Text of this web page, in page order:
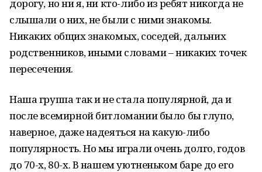
дорогу, но ни я, ни кто-либо из ребят никогда не
слышали о них, не были с ними знакомы.
Никаких общих знакомых, соседей, дальних
родственников, иными словами – никаких точек
пересечения.
Наша группа так и не стала популярной, да и
после всемирной битломании было бы глупо,
наверное, даже надеяться на какую-либо
популярность. Но мы играли очень долго, годов
до 70-х, 80-х. В нашем уютненьком баре до его